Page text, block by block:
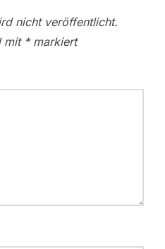
nicht veröffentlicht.
mit *markiert